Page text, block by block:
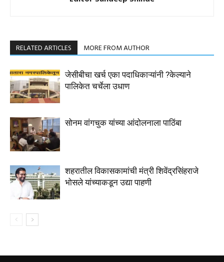
RELATED ARTICLES MORE FROM AUTHOR
जेसीबीचा खर्च एका पदाधिकाऱ्यांनी ?केल्याने
पालिकेत चर्चेला उधाण
सोनम वांगचुक यांच्या आंदोलनाला पाठिंबा
शहरातील विकासकामांची मंत्री शिवेंद्रसिंहराजे
भोसले यांच्याकडून उद्या पाहणी